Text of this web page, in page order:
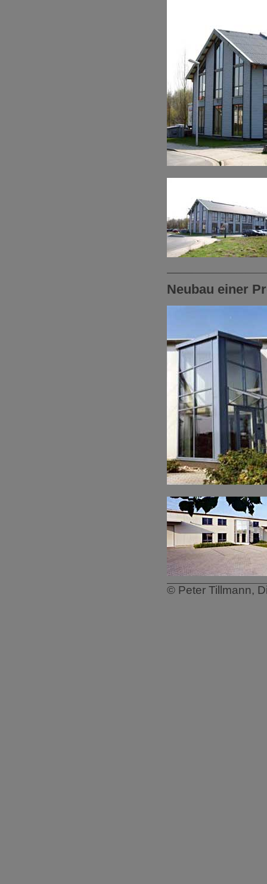
Neubau einer
© Peter Tillmann,